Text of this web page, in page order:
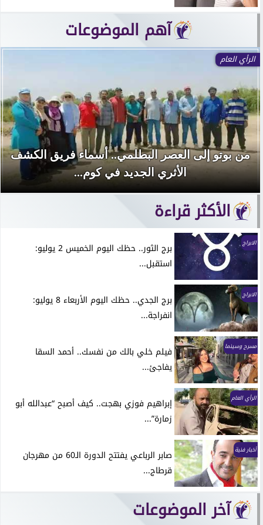
آهم الموضوعات
أخبار فنية
مسلسل عنبر الموت.. هيثم سليمان ينضم إلى منة
شلبي في دراما جديدة
الأكثر قراءة
الابراج
برج الثور.. حظك اليوم الخميس 2 يوليو:
استقبل...
الابراج
برج الجدي.. حظك اليوم الأربعاء 8 يوليو:
انفراجة...
مسرح وسينما
فيلم خلي بالك من نفسك.. أحمد السقا
يفاجئ...
الرأي العام
إبراهيم فوزي بهجت.. كيف أصبح “عبدالله أبو
زمارة”...
أخبار فنية
صابر الرباعي يفتتح الدورة الـ60 من مهرجان
قرطاج...
آخر الموضوعات